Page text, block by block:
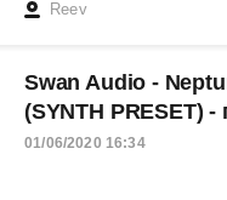
Reev
Swan Audio -
(SYNTH PRESET)
01/06/2020 16:34